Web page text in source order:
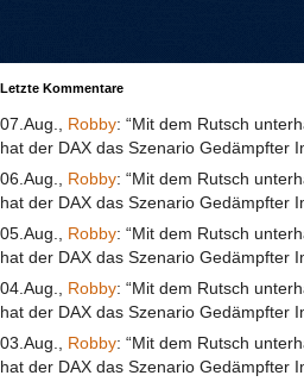
Letzte Kommentare
07.Aug., Robby: “Mit dem Rutsch
hat der DAX das Szenario Gedämpfter
06.Aug., Robby: “Mit dem Rutsch
hat der DAX das Szenario Gedämpfter
05.Aug., Robby: “Mit dem Rutsch
hat der DAX das Szenario Gedämpfter
04.Aug., Robby: “Mit dem Rutsch
hat der DAX das Szenario Gedämpfter
03.Aug., Robby: “Mit dem Rutsch
hat der DAX das Szenario Gedämpfter